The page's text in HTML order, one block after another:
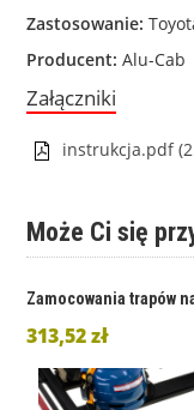
Zastosowanie:
Producent: Alu-Cab
Załączniki
instrukcja.pdf
Może Ci się
Zamocowania trapów
313,52 zł